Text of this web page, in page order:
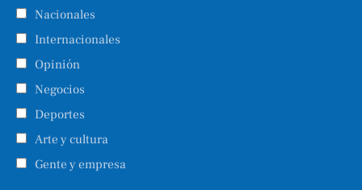
Nacionales
Internacionales
Opinión
Negocios
Deportes
Arte y cultura
Gente y empresa